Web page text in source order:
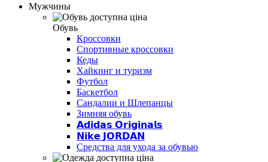
Мужчины
Обувь
Кроссовки
Спортивные кроссовки
Кеды
Хайкинг и туризм
Футбол
Баскетбол
Сандалии и Шлепанцы
Зимняя обувь
𝗔𝗱𝗶𝗱𝗮𝘀 𝗢𝗿𝗶𝗴𝗶𝗻𝗮𝗹𝘀
𝗡𝗶𝗸𝗲 𝗝𝗢𝗥𝗗𝗔𝗡
Средства для ухода за обувью